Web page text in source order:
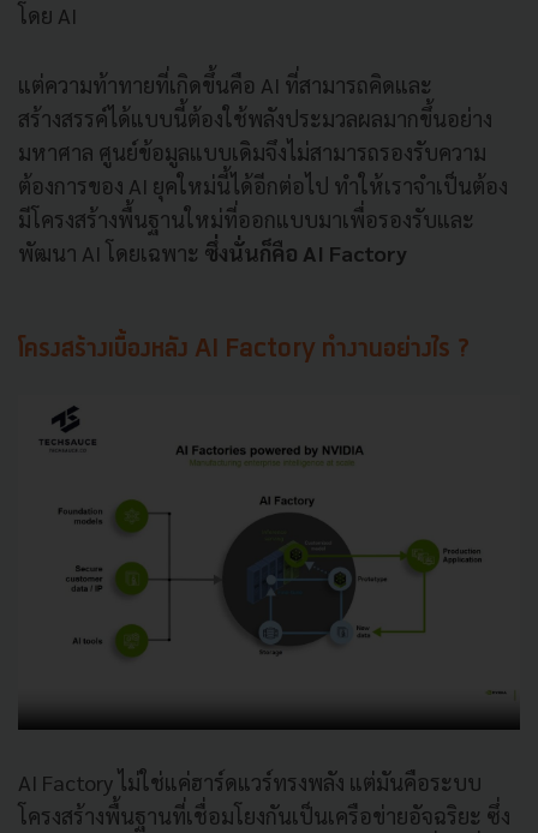
โดย AI
แต่ความท้าทายที่เกิดขึ้นคือ AI ที่สามารถคิดและ
สร้างสรรค์ได้แบบนี้ต้องใช้พลังประมวลผลมากขึ้นอย่าง
มหาศาล ศูนย์ข้อมูลแบบเดิมจึงไม่สามารถรองรับความ
ต้องการของ AI ยุคใหม่นี้ได้อีกต่อไป ทำให้เราจำเป็นต้อง
มีโครงสร้างพื้นฐานใหม่ที่ออกแบบมาเพื่อรองรับและ
พัฒนา AI โดยเฉพาะ ซึ่งนั่นก็คือ AI Factory
โครงสร้างเบื้องหลัง AI Factory ทำงานอย่างไร ?
AI Factory ไม่ใช่แค่ฮาร์ดแวร์ทรงพลัง แต่มันคือระบบ
โครงสร้างพื้นฐานที่เชื่อมโยงกันเป็นเครือข่ายอัจฉริยะ ซึ่ง